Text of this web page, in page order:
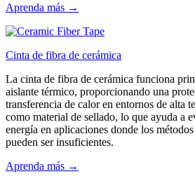
Aprenda más →
Cinta de fibra de cerámica
La cinta de fibra de cerámica funciona
aislante térmico, proporcionando una
transferencia de calor en entornos de alta
como material de sellado, lo que ayuda a
energía en aplicaciones donde los
pueden ser insuficientes.
Aprenda más →